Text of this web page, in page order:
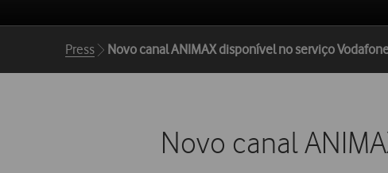
Breadcrumbs
Press Novo canal ANIMAX disponível no serviço
Novo canal